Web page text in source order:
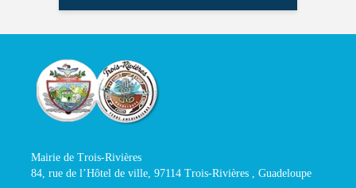
Mairie de Trois-Rivières
84, rue de l’Hôtel de ville, 97114 Trois-Rivières , Guadeloupe